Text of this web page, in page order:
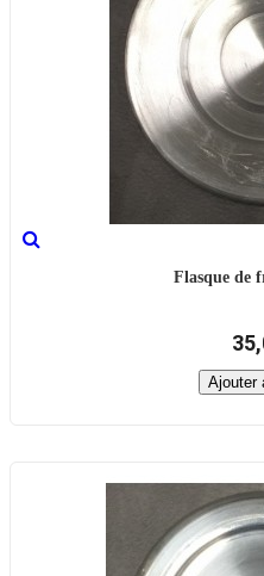
Flasque de
Ajouter